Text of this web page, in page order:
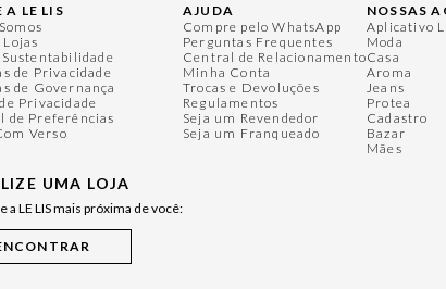
A LE LIS
Lojas
Sustentabilidade
de Privacidade
de Governança
Privacidade
de Preferências
Verso
UMA LOJA
a LE LIS mais próxima de você:
AJUDA
Compre pelo WhatsApp
Perguntas Frequentes
Central de Relacionamento
Minha Conta
Trocas e Devoluções
Regulamentos
Seja um Revendedor
Seja um Franqueado
NOSSAS
Aplicativo
Moda
Casa
Aroma
Jeans
Protea
Cadastro
Bazar
Mães